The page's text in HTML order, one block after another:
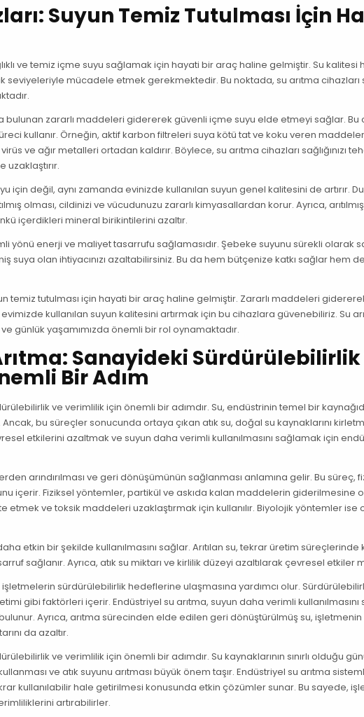
Suyun Temiz Tutulması İçin
ve temiz içme suyu sağlamak için hayati bir araç haline gelmiştir. Su
mücadele etmek gerekmektedir. Bu noktada, su arıtma cihazları
bulunan zararlı maddeleri gidererek güvenli içme suyu elde etmeyi sağlar. Bu
kullanır. Örneğin, aktif karbon filtreleri suya kötü tat ve koku veren
ve ağır metalleri ortadan kaldırır. Böylece, su arıtma cihazları sağlığınızı
için değil, aynı zamanda evinizde kullanılan suyun genel kalitesini de artırır.
olması, cildinizi ve vücudunuzu zararlı kimyasallardan korur. Ayrıca,
içerdikleri mineral birikintilerini azaltır.
yönü enerji ve maliyet tasarrufu sağlamasıdır. Şebeke suyunu sürekli olarak
suya olan ihtiyacınızı azaltabilirsiniz. Bu da hem bütçenize katkı sağlar hem
temiz tutulması için hayati bir araç haline gelmiştir. Zararlı maddeleri
kullanılan suyun kalitesini artırmak için bu cihazlara güvenebiliriz. Su
günlük yaşamımızda önemli bir rol oynamaktadır.
Sanayideki Sürdürülebilirlik
Bir Adım
ve verimlilik için önemli bir adımdır. Su, endüstrinin temel bir
Ancak, bu süreçler sonucunda ortaya çıkan atık su, doğal su kaynaklarını
etkilerini azaltmak ve suyun daha verimli kullanılmasını sağlamak için
arındırılması ve geri dönüşümünün sağlanması anlamına gelir. Bu süreç,
içerir. Fiziksel yöntemler, partikül ve askıda kalan maddelerin giderilmesine
etmek ve toksik maddeleri uzaklaştırmak için kullanılır. Biyolojik yöntemler ise
etkin bir şekilde kullanılmasını sağlar. Arıtılan su, tekrar üretim süreçlerinde
sağlanır. Ayrıca, atık su miktarı ve kirlilik düzeyi azaltılarak çevresel etkiler
sürdürülebilirlik hedeflerine ulaşmasına yardımcı olur.
gibi faktörleri içerir. Endüstriyel su arıtma, suyun daha verimli
Ayrıca, arıtma sürecinden elde edilen geri dönüştürülmüş su, işletmenin
da azaltır.
ve verimlilik için önemli bir adımdır. Su kaynaklarının sınırlı olduğu
ve atık suyunu arıtması büyük önem taşır. Endüstriyel su arıtma
kullanılabilir hale getirilmesi konusunda etkin çözümler sunar. Bu sayede,
artırabilirler.